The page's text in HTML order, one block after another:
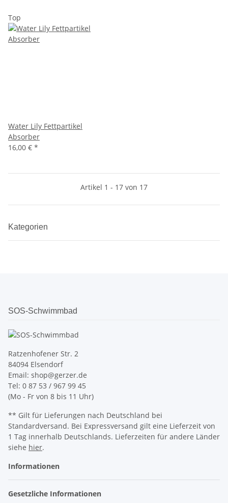
Top
Water Lily Fettpartikel
Absorber
16,00 € *
Artikel 1 - 17 von 17
Kategorien
SOS-Schwimmbad
Ratzenhofener Str. 2
84094 Elsendorf
Email: shop@gerzer.de
Tel: 0 87 53 / 967 99 45
(Mo - Fr von 8 bis 11 Uhr)
** Gilt für Lieferungen nach Deutschland bei
Standardversand. Bei Expressversand gilt eine Lieferzeit von
1 Tag innerhalb Deutschlands. Lieferzeiten für andere Länder
siehe hier.
Informationen
Gesetzliche Informationen